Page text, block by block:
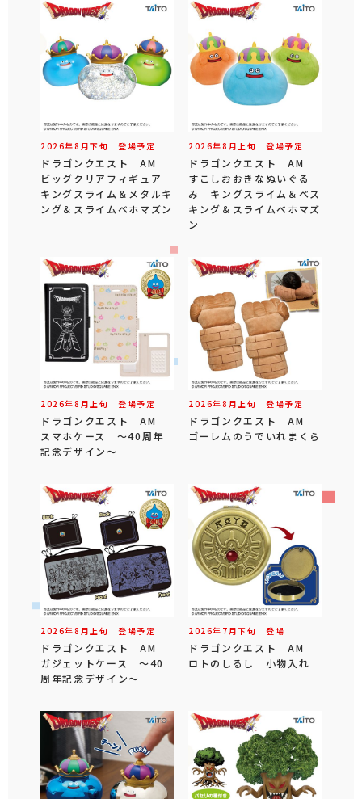
2026年8 月下旬 登場予定
ドラゴンクエスト AM
ビッグクリアフィギュア
キングスライム＆メタルキ
ング＆スライムベホマズン
2026年8 月 上旬 登場予定
ドラゴンクエスト AM
すこしおおきなぬいぐる
み キングスライム＆ベス
キング＆スライムベホマズ
ン
2026年8 月 上旬 登場予定
ドラゴンクエスト AM
スマホケース ～40周年
記念デザイン～
2026年8 月 上旬 登場予定
ドラゴンクエスト AM
ゴーレムのうでいれまくら
2026年8 月 上旬 登場予定
ドラゴンクエスト AM
ガジェットケース ～40
周年記念デザイン～
2026年 7 月下旬 登場
ドラゴンクエスト AM
ロトのしるし 小物入れ